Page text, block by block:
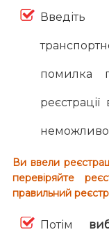
помилка
неможливо
Ви ввели
перевіряйте
правильний
Потім